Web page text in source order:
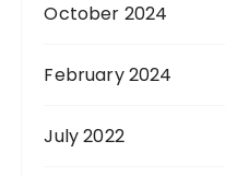
October 2024
February 2024
July 2022